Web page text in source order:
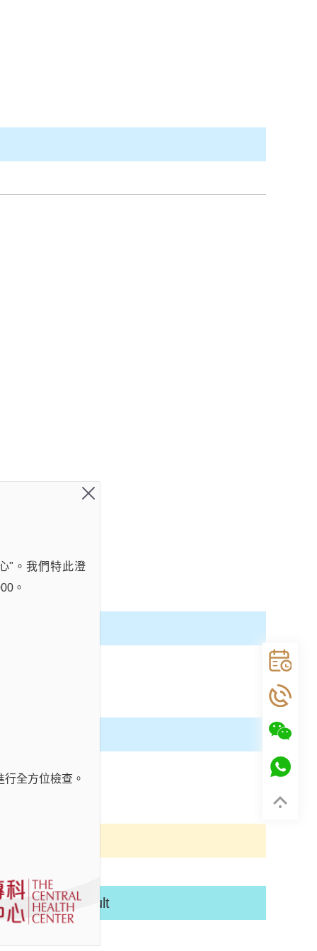
abnormal result
"。我們特此澄
。
全方位檢查。